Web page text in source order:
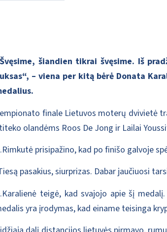
šiandien tikrai švęsime. Iš
– viena per kitą bėrė Donata
finale Lietuvos moterų dvivietė
olandėms Roos De Jong ir Lailai
prisipažino, kad po finišo galvoje
pasakius, siurprizas. Dabar jaučiuosi
teigė, kad svajojo apie šį
yra įrodymas, kad einame teisinga